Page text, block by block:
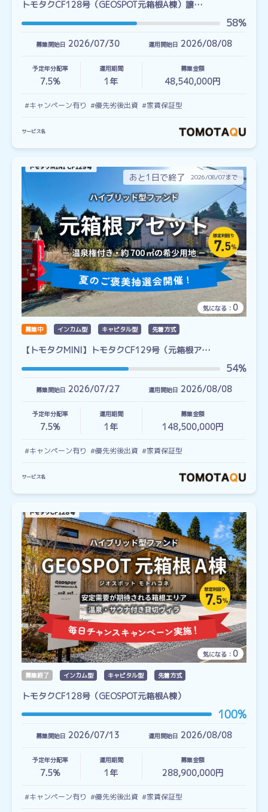
トモタクCF128号（GEOSPOT元箱根A棟）譲…
58%
募集開始日 2026/07/30 運用開始日 2026/08/08
予定年分配率
7.5%
運用期間
1 年
募集金額
48,540,000円
#キャンペーン有り #優先劣後出資 #家賃保証型
サービス名
あと1日で終了 2026/08/07まで
気になる： 0
募集中 インカム型 キャピタル型 先着方式
【トモタクMINI】トモタクCF129号（元箱根ア…
54%
募集開始日 2026/07/27 運用開始日 2026/08/08
予定年分配率
7.5%
運用期間
1 年
募集金額
148,500,000円
#キャンペーン有り #優先劣後出資 #家賃保証型
サービス名
気になる： 0
募集終了 インカム型 キャピタル型 先着方式
トモタクCF128号（GEOSPOT元箱根A棟）
100%
募集開始日 2026/07/13 運用開始日 2026/08/08
予定年分配率
7.5%
運用期間
1 年
募集金額
288,900,000円
#キャンペーン有り #優先劣後出資 #家賃保証型